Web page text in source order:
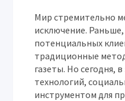
Мир стремительно
исключение.
потенциальных
традиционные
газеты. Но сегодня,
технологий,
инструментом для